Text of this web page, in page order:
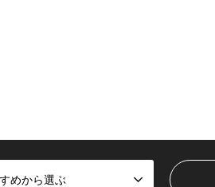
めから選ぶ